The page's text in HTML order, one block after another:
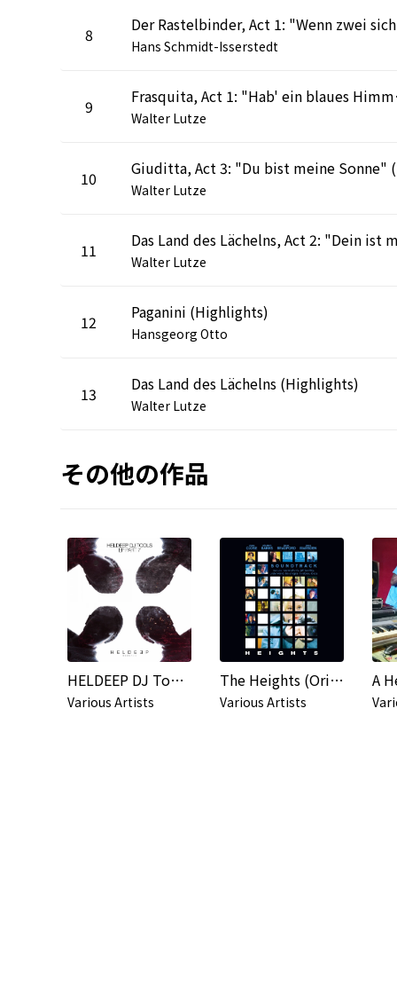
8
Hans Schmidt-Isserstedt
9
Walter Lutze
10
Walter Lutze
11
Walter Lutze
12 Paganini (Highlights)
Hansgeorg Otto
13 Das Land des Lächelns (Highlights)
Walter Lutze
その他の作品
HELDEEP DJ Tools, Pt. 7 - EP
Various Artists
The Heights (Original Soundtrack)
Various Artists
A